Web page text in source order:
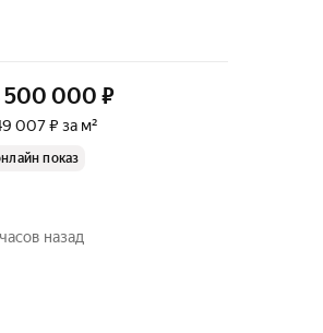
500 000 ₽
007 ₽ за м²
показ
назад